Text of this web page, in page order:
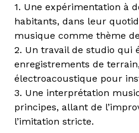
1. Une expérimentation à
habitants, dans leur
musique comme thème
2. Un travail de studio qui
enregistrements de
électroacoustique pour
3. Une interprétation
principes, allant de
l’imitation stricte.